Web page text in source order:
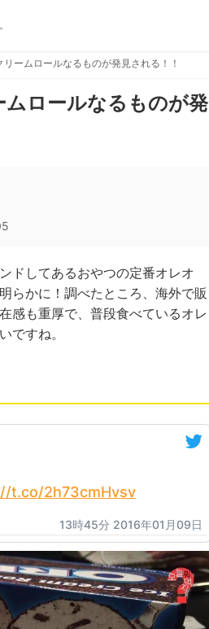
リームロールなるものが発見される！！
ムロールなるものが発
ドしてあるおやつの定番オレオ
らかに！調べたところ、海外で販
感も重厚で、普段食べているオレ
ですね。
t.co/2h73cmHvsv
13時45分 2016年01月09日